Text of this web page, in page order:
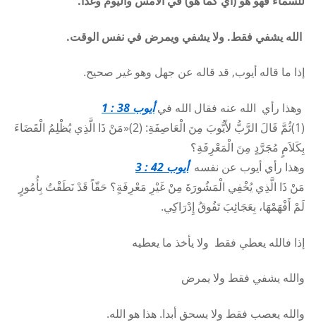
الله يشفي فقط. ولا يشفي ويمرض في نفس الوقت.
إذا ما قاله أيوب, قد قاله عن جهل وهو غير صحيح.
وهذا رأي الله عنه فقال الله فيأيوب 38 : 1
(1)ثُمَّ قَالَ الرَّبُّ لأَيُّوبَ مِنَ الْعَاصِفَةِ: (2)«مَنْ ذَا الَّذِي يُظْلِمُ الْقَضَاءَ
بِكَلاَمٍ مُجَرَّدٍ مِنَ الْمَعْرِفَةِ؟
وهذا رأي أيوب عن نفسهأيوب 42 : 3
مَنْ ذَا الَّذِي يُخْفِي الْمَشُورَةَ مِنْ غَيْرِ مَعْرِفَةٍ؟ حَقّاً قَدْ نَطَقْتُ بِأُمُورٍ
لَمْ أَفْهَمْهَا، بِعَجَائِبَ تَفُوقُ إِدْرَاكِي.
إذا فالله يعطي فقط ولا يأخذ ما يعطيه
والله يشفي فقط ولا يمرض
والله يعصب فقط ولا يسحق أبدا. هذا هو الله.